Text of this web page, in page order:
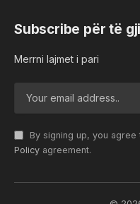
Subscribe për të
Merrni lajmet i pari
By signing up, you
Policy agreement.